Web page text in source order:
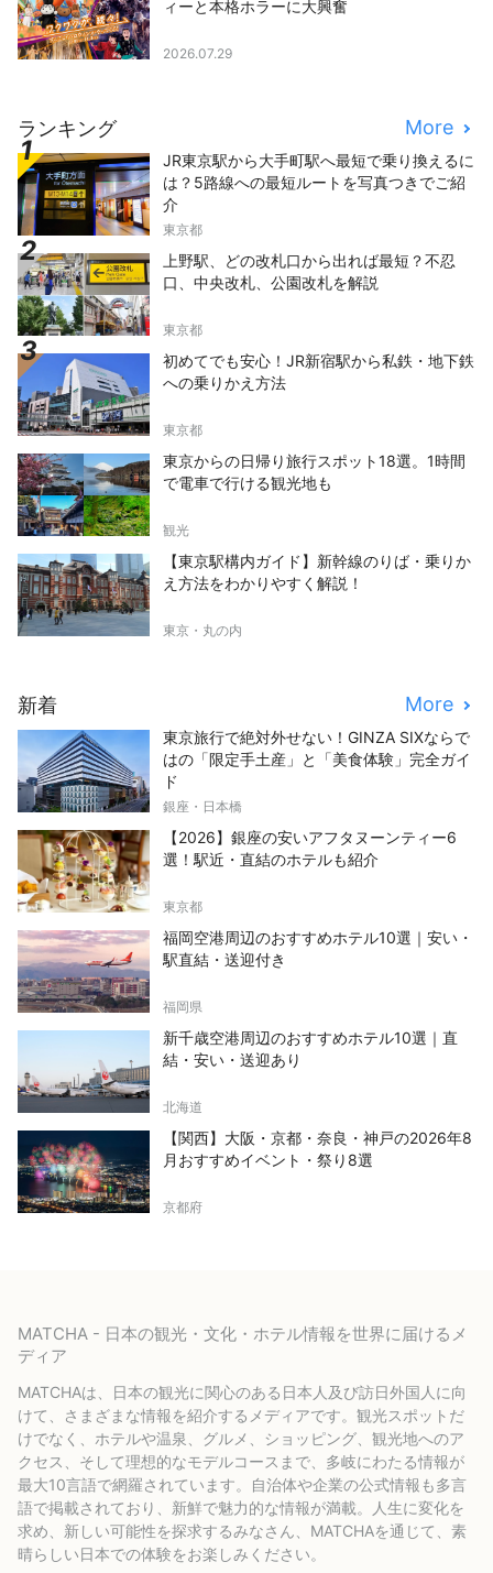
ィーと本格ホラーに大興奮
2026.07.29
ランキング More
JR東京駅から大手町駅へ最短で乗り換えるに
は？5路線への最短ルートを写真つきでご紹
介
東京都
上野駅、どの改札口から出れば最短？不忍
口、中央改札、公園改札を解説
東京都
初めてでも安心！JR新宿駅から私鉄・地下鉄
への乗りかえ方法
東京都
東京からの日帰り旅行スポット18選。1時間
で電車で行ける観光地も
観光
【東京駅構内ガイド】新幹線のりば・乗りか
え方法をわかりやすく解説！
東京・丸の内
新着 More
東京旅行で絶対外せない！GINZA SIXならで
はの「限定手土産」と「美食体験」完全ガイ
ド
銀座・日本橋
【2026】銀座の安いアフタヌーンティー6
選！駅近・直結のホテルも紹介
東京都
福岡空港周辺のおすすめホテル10選｜安い・
駅直結・送迎付き
福岡県
新千歳空港周辺のおすすめホテル10選｜直
結・安い・送迎あり
北海道
【関西】大阪・京都・奈良・神戸の2026年8
月おすすめイベント・祭り8選
京都府
MATCHA - 日本の観光・文化・ホテル情報を世界に届けるメ
ディア
MATCHAは、日本の観光に関心のある日本人及び訪日外国人に向
けて、さまざまな情報を紹介するメディアです。観光スポットだ
けでなく、ホテルや温泉、グルメ、ショッピング、観光地へのア
クセス、そして理想的なモデルコースまで、多岐にわたる情報が
最大10言語で網羅されています。自治体や企業の公式情報も多言
語で掲載されており、新鮮で魅力的な情報が満載。人生に変化を
求め、新しい可能性を探求するみなさん、MATCHAを通じて、素
晴らしい日本での体験をお楽しみください。